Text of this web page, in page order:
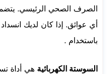
الصرف الصحي الرئيسي.
أي عوائق. إذا كان لديك
باستخدام .
السوستة الكهربائية هي أداة